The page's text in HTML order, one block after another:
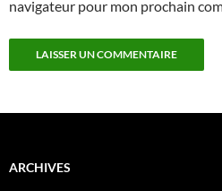
navigateur pour mon prochain
ARCHIVES